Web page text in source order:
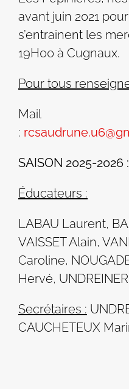
avant juin 2021
s’entrainent les
19H00 à Cugnaux.
Pour tous
Mail
:
SAISON 2025-2026 :
Éducateurs :
LABAU Laurent,
VAISSET Alain,
Caroline,
Hervé,
Secrétaires :
CAUCHETEUX